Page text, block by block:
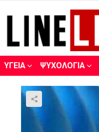
ΥΓΕΊΑ ΨΥΧΟΛΟΓΊΑ